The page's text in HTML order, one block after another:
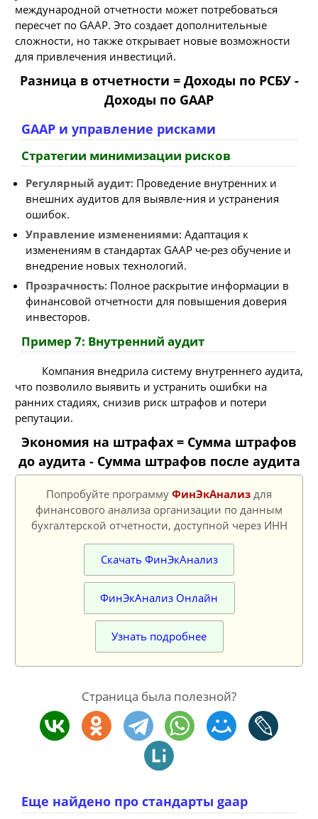
международной отчетности может потребоваться
пересчет по GAAP. Это создает дополнительные
сложности, но также открывает новые возможности
для привлечения инвестиций.
Разница в отчетности = Доходы по РСБУ -
Доходы по GAAP
GAAP и управление рисками
Стратегии минимизации рисков
Регулярный аудит: Проведение внутренних и
внешних аудитов для выявле-ния и устранения
ошибок.
Управление изменениями: Адаптация к
изменениям в стандартах GAAP че-рез обучение и
внедрение новых технологий.
Прозрачность: Полное раскрытие информации в
финансовой отчетности для повышения доверия
инвесторов.
Пример 7: Внутренний аудит
Компания внедрила систему внутреннего аудита,
что позволило выявить и устранить ошибки на
ранних стадиях, снизив риск штрафов и потери
репутации.
Экономия на штрафах = Сумма штрафов
до аудита - Сумма штрафов после аудита
Попробуйте программу ФинЭкАнализ для
финансового анализа организации по данным
бухгалтерской отчетности, доступной через ИНН
Скачать ФинЭкАнализ
ФинЭкАнализ Онлайн
Узнать подробнее
Страница была полезной?
Еще найдено про стандарты gaap